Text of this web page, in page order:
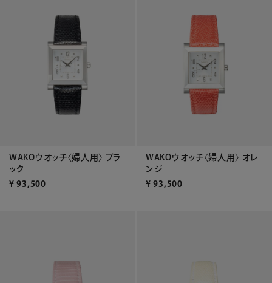
WAKOウオッチ〈婦人用〉 ブラ
ック
¥ 93,500
WAKOウオッチ〈婦人用〉 オレ
ンジ
¥ 93,500